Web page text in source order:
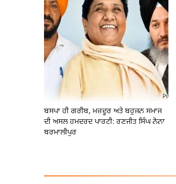
ਬਸਪਾ ਹੀ ਗਰੀਬ, ਮਜ਼ਦੂਰ ਅਤੇ ਬਹੁਜਨ ਸਮਾਜ
ਦੀ ਅਸਲ ਹਮਦਰਦ ਪਾਰਟੀ: ਰਣਜੀਤ ਸਿੰਘ ਨੋਨਾ
ਬਰਮਾਲੀਪੁਰ